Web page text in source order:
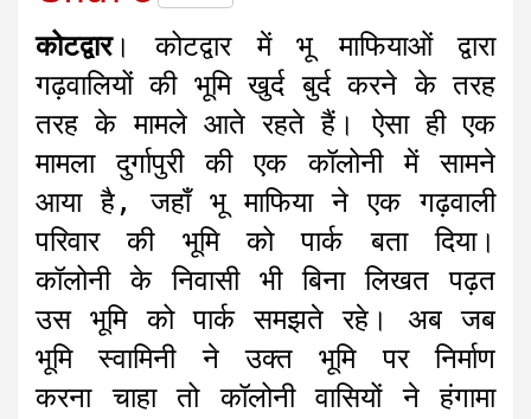
t
s
A
p
p
b
o
o
s
s
e
n
g
e
r
i
t
t
e
r
a
i
l
e
g
r
a
m
कोटद्वार। कोटद्वार में भू माफियाओं द्वारा
गढ़वालियों की भूमि खुर्द बुर्द करने के तरह
तरह के मामले आते रहते हैं। ऐसा ही एक
मामला दुर्गापुरी की एक कॉलोनी में सामने
आया है, जहाँ भू माफिया ने एक गढ़वाली
परिवार की भूमि को पार्क बता दिया।
कॉलोनी के निवासी भी बिना लिखत पढ़त
उस भूमि को पार्क समझते रहे। अब जब
भूमि स्वामिनी ने उक्त भूमि पर निर्माण
करना चाहा तो कॉलोनी वासियों ने हंगामा